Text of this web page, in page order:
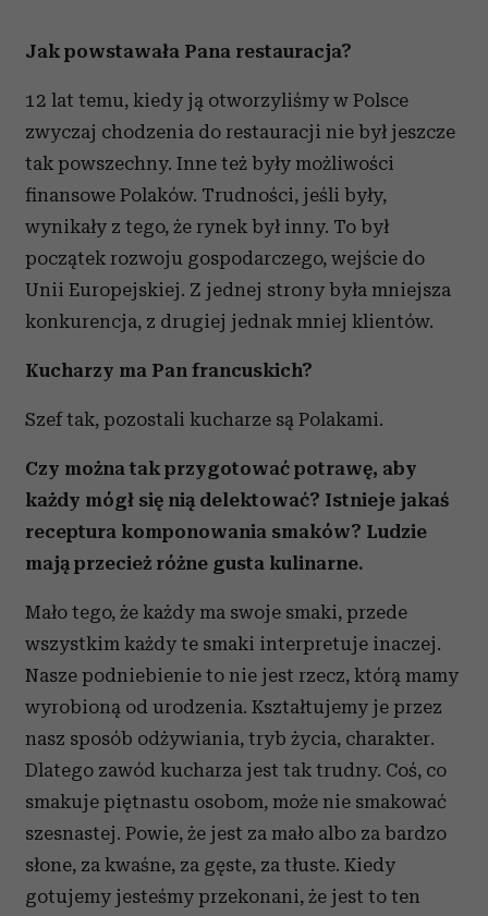
Jak powstawała Pana restauracja?
12 lat temu, kiedy ją otworzyliśmy w Polsce
zwyczaj chodzenia do restauracji nie był jeszcze
tak powszechny. Inne też były możliwości
finansowe Polaków. Trudności, jeśli były,
wynikały z tego, że rynek był inny. To był
początek rozwoju gospodarczego, wejście do
Unii Europejskiej. Z jednej strony była mniejsza
konkurencja, z drugiej jednak mniej klientów.
Kucharzy ma Pan francuskich?
Szef tak, pozostali kucharze są Polakami.
Czy można tak przygotować potrawę, aby
każdy mógł się nią delektować? Istnieje jakaś
receptura komponowania smaków? Ludzie
mają przecież różne gusta kulinarne.
Mało tego, że każdy ma swoje smaki, przede
wszystkim każdy te smaki interpretuje inaczej.
Nasze podniebienie to nie jest rzecz, którą mamy
wyrobioną od urodzenia. Kształtujemy je przez
nasz sposób odżywiania, tryb życia, charakter.
Dlatego zawód kucharza jest tak trudny. Coś, co
smakuje piętnastu osobom, może nie smakować
szesnastej. Powie, że jest za mało albo za bardzo
słone, za kwaśne, za gęste, za tłuste. Kiedy
gotujemy jesteśmy przekonani, że jest to ten